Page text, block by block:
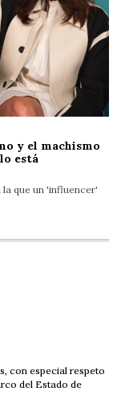
y el machismo
está
que un 'influencer'
con especial respeto
del Estado de